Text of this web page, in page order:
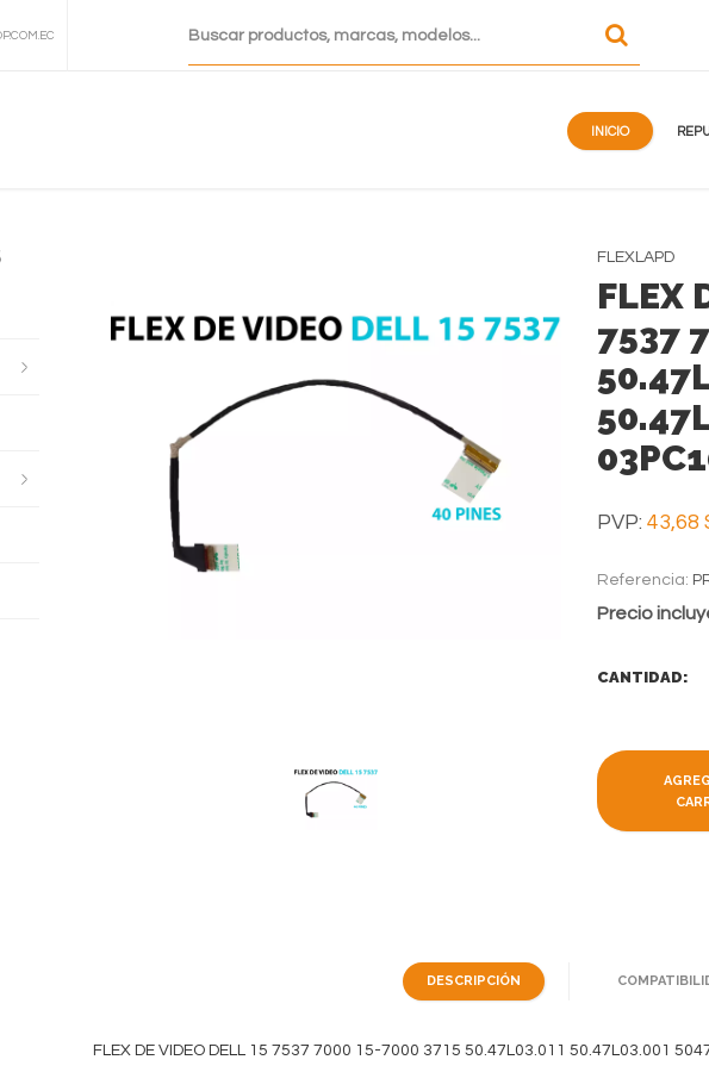
INICIO
FLEXLAPD
FLEX
7537
PVP:43,68
Referencia:
Precio
CANTIDAD:
DESCRIPCIÓN
FLEX DE VIDEO DELL 15 7537 7000 15-7000 3715 50.47L03.011 50.47L03.001